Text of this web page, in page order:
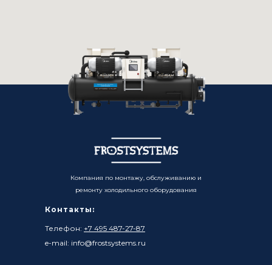
Контакты:
Телефон: +7 495 487-27-87
e-mail: info@frostsystems.ru
Компания по монтажу, обслуживанию и
ремонту холодильного оборудования